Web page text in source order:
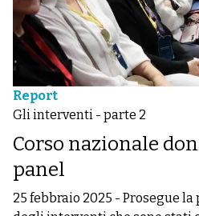
Report
Gli interventi - parte 2
Corso nazionale
panel
25 febbraio 2025 - Prosegue